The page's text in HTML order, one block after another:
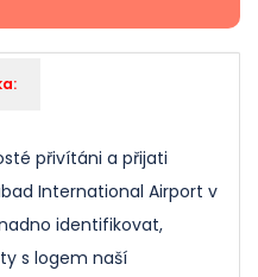
přivítáni a přijati
International Airport v
identifikovat,
s logem naší